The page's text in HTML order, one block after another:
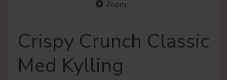
Zoom
Crispy Crunch Classic
Med Kylling